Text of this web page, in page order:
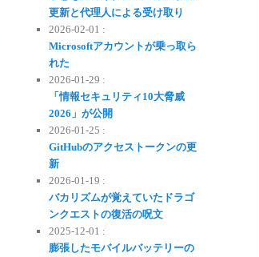
更新と代理人による受け取り
2026-02-01 :
Microsoftアカウントが乗っ取ら
れた
2026-01-29 :
「情報セキュリティ10大脅威
2026」が公開
2026-01-25 :
GitHubのアクセストークンの更
新
2026-01-19 :
バカリズムが覚えていたドラゴ
ンクエストの復活の呪文
2025-12-01 :
膨張したモバイルバッテリーの